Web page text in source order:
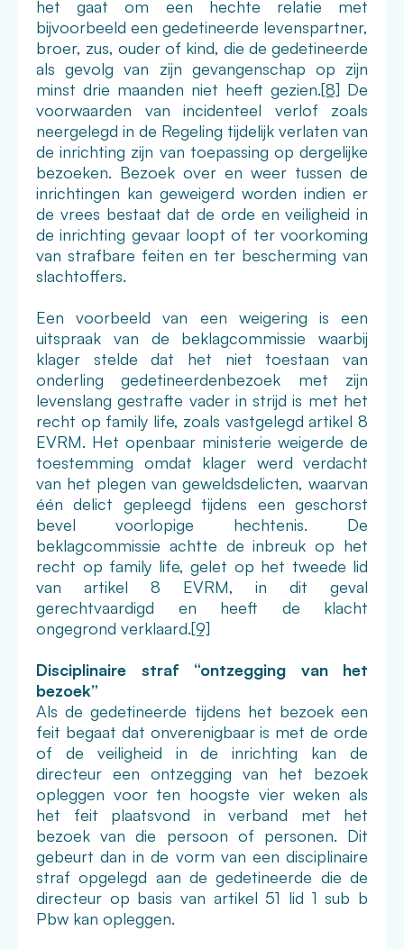
het gaat om een hechte relatie met
bijvoorbeeld een gedetineerde levenspartner,
broer, zus, ouder of kind, die de gedetineerde
als gevolg van zijn gevangenschap op zijn
minst drie maanden niet heeft gezien.[8] De
voorwaarden van incidenteel verlof zoals
neergelegd in de Regeling tijdelijk verlaten van
de inrichting zijn van toepassing op dergelijke
bezoeken. Bezoek over en weer tussen de
inrichtingen kan geweigerd worden indien er
de vrees bestaat dat de orde en veiligheid in
de inrichting gevaar loopt of ter voorkoming
van strafbare feiten en ter bescherming van
slachtoffers.
Een voorbeeld van een weigering is een
uitspraak van de beklagcommissie waarbij
klager stelde dat het niet toestaan van
onderling gedetineerdenbezoek met zijn
levenslang gestrafte vader in strijd is met het
recht op family life, zoals vastgelegd artikel 8
EVRM. Het openbaar ministerie weigerde de
toestemming omdat klager werd verdacht
van het plegen van geweldsdelicten, waarvan
één delict gepleegd tijdens een geschorst
bevel voorlopige hechtenis. De
beklagcommissie achtte de inbreuk op het
recht op family life, gelet op het tweede lid
van artikel 8 EVRM, in dit geval
gerechtvaardigd en heeft de klacht
ongegrond verklaard.[9]
Disciplinaire straf “ontzegging van het
bezoek”
Als de gedetineerde tijdens het bezoek een
feit begaat dat onverenigbaar is met de orde
of de veiligheid in de inrichting kan de
directeur een ontzegging van het bezoek
opleggen voor ten hoogste vier weken als
het feit plaatsvond in verband met het
bezoek van die persoon of personen. Dit
gebeurt dan in de vorm van een disciplinaire
straf opgelegd aan de gedetineerde die de
directeur op basis van artikel 51 lid 1 sub b
Pbw kan opleggen.